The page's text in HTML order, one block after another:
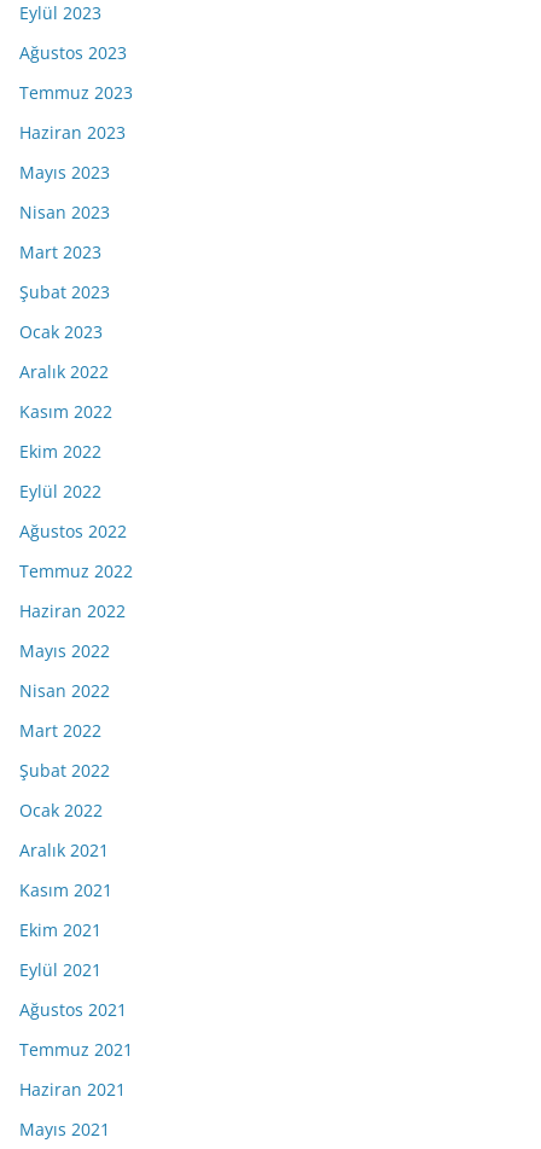
Eylül 2023
Ağustos 2023
Temmuz 2023
Haziran 2023
Mayıs 2023
Nisan 2023
Mart 2023
Şubat 2023
Ocak 2023
Aralık 2022
Kasım 2022
Ekim 2022
Eylül 2022
Ağustos 2022
Temmuz 2022
Haziran 2022
Mayıs 2022
Nisan 2022
Mart 2022
Şubat 2022
Ocak 2022
Aralık 2021
Kasım 2021
Ekim 2021
Eylül 2021
Ağustos 2021
Temmuz 2021
Haziran 2021
Mayıs 2021